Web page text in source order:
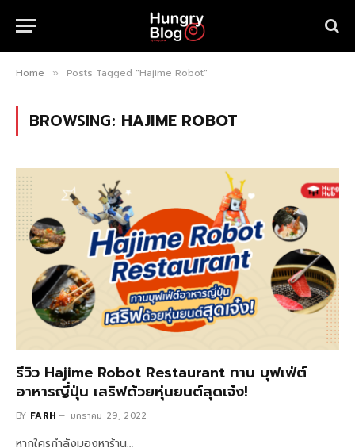
Home » Posts Tagged "Hajime Robot"
BROWSING: HAJIME ROBOT
รีวิว Hajime Robot Restaurant ทาน บุฟเฟ่ต์
อาหารญี่ปุ่น เสริฟด้วยหุ่นยนต์สุดเจ๋ง!
BY FARH มกราคม 29, 2022
หากใครกำลังมองหาร้าน…